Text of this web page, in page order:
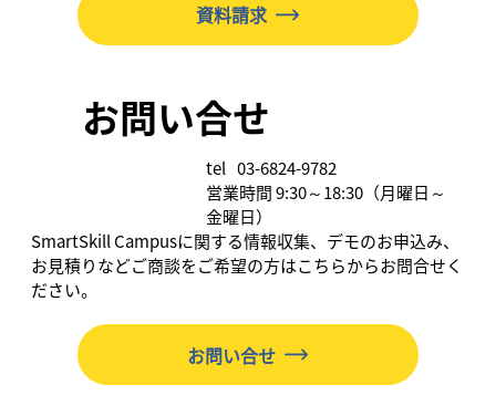
資料請求
お問い合せ
営業時間 9:30～18:30（月曜日～
金曜日）
tel 03-6824-9782
SmartSkill Campusに関する情報収集、デモのお申込み、
お見積りなどご商談をご希望の方はこちらからお問合せく
ださい。
お問い合せ